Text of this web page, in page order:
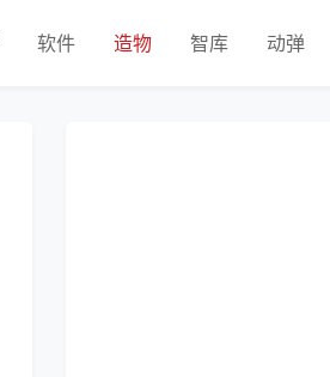
软件 造物 智库 动弹